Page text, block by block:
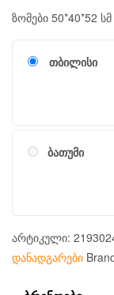
ზომები 50*40*52 სმ
თბილისი
ბათუმი
არტიკული:
დანადგარები